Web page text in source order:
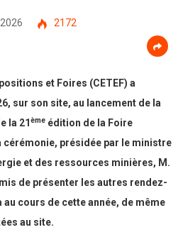
2172
et Foires (CETEF) a
sur son site, au lancement de la
la 21 ème édition de la Foire
cérémonie, présidée par le ministre
et des ressources minières, M.
de présenter les autres rendez-
au cours de cette année, de même
au site.